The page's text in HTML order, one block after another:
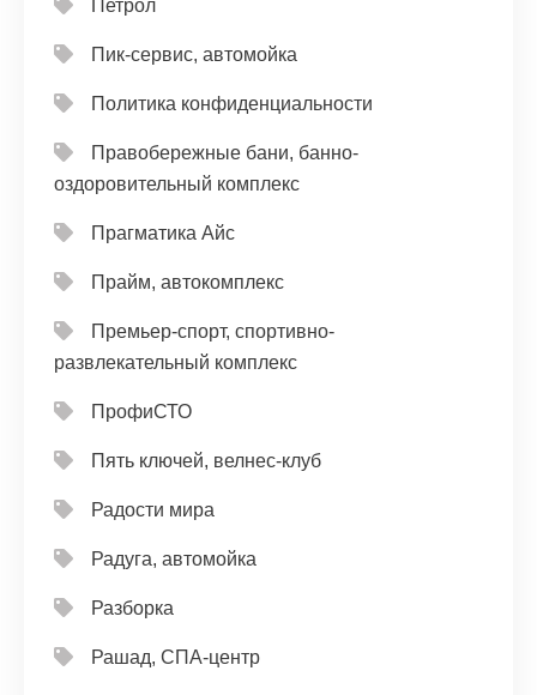
Петрол
Пик-сервис, автомойка
Политика конфиденциальности
Правобережные бани, банно-
оздоровительный комплекс
Прагматика Айс
Прайм, автокомплекс
Премьер-спорт, спортивно-
развлекательный комплекс
ПрофиСТО
Пять ключей, велнес-клуб
Радости мира
Радуга, автомойка
Разборка
Рашад, СПА-центр